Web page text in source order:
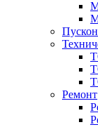
Ремонт